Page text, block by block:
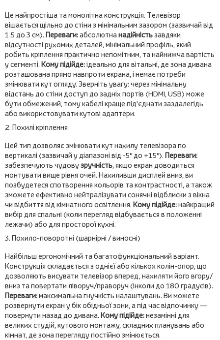
Це найпростіша та монолітна конструкція. Телевізор
вішається щільно до стіни з мінімальним зазором (зазвичай від
1.5 до 3 см). Переваги:абсолютнанадійністьзавдяки
відсутності рухомих деталей, мінімальний профіль, який
робить кріплення практично непомітним, та найнижча вартість
у сегменті. Кому підійде:ідеально для вітальні, де зона дивана
розташована прямо навпроти екрана, і немає потреби
змінювати кут огляду. Зверніть увагу: через мінімальну
відстань до стіни доступ до задніх портів (HDMI, USB) може
бути обмежений, тому кабелі краще під'єднати заздалегідь
або використовувати кутові адаптери.
2. Похилі кріплення
Цей тип дозволяє змінювати кут нахилу телевізора по
вертикалі (зазвичай у діапазоні від -5° до +15°). Переваги:
забезпечують чудовузручність, якщо екран доводиться
монтувати вище рівня очей. Нахиливши дисплей вниз, ви
позбудетеся спотворення кольорів та контрастності, а також
зможете ефективно нейтралізувати сонячні відблиски з вікна
чи відбиття від кімнатного освітлення. Кому підійде:найкращий
вибір для спальні (коли перегляд відбувається в положенні
лежачи) або для просторої кухні.
3. Похило-поворотні (шарнірні / виносні)
Найбільш ергономічний та багатофункціональний варіант.
Конструкція складається з однієї або кількох колін-опор, що
дозволяють висувати телевізор вперед, нахиляти його вгору/
вниз та повертати ліворуч/праворуч (інколи до 180 градусів).
Переваги:максимальна гнучкість налаштувань. Ви можете
розвернути екран у бік обідньої зони, а під час відпочинку —
повернути назад до дивана. Кому підійде:незамінні для
великих студій, кутового монтажу, складних планувань або
кімнат, де зона перегляду постійно змінюється.